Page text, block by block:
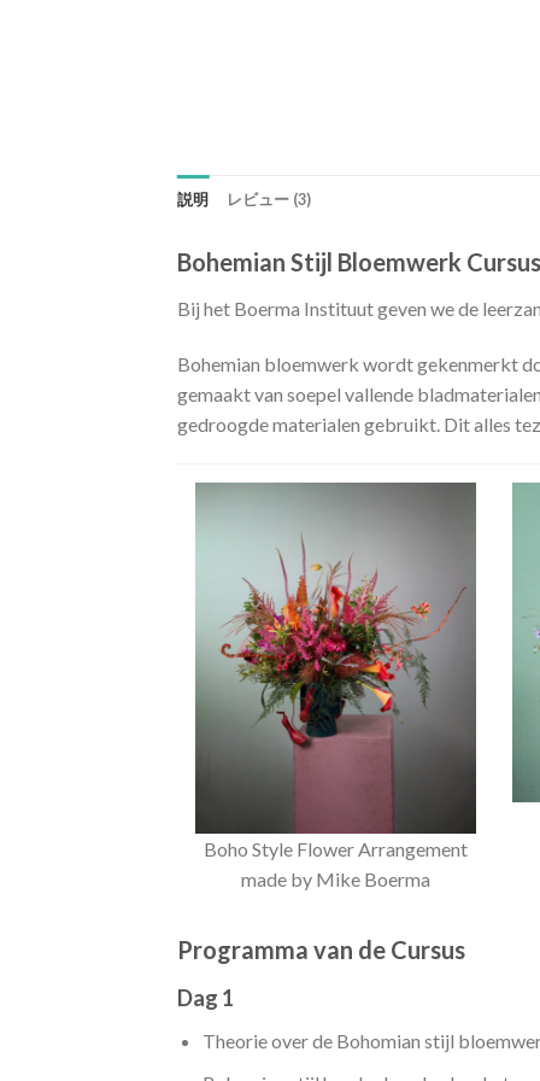
説明 レビュー (3)
Bohemian Stijl Bloemwerk
Bij het Boerma Instituut geven we de
Bohemian bloemwerk wordt gekenmerkt
gemaakt van soepel vallende
gedroogde materialen gebruikt. Dit alles
Boho Style Flower Arrangement
made by Mike Boerma
Programma van de Cursus
Dag 1
Theorie over de Bohomian stijl